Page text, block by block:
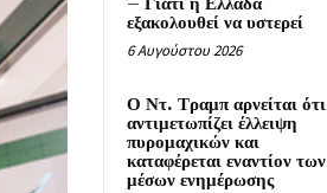
εξακολουθεί να υστερεί
6 Αυγούστου 2026
Ο Ντ. Τραμπ αρνείται ότι
αντιμετωπίζει έλλειψη
πυρομαχικών και
καταφέρεται εναντίον των
μέσων ενημέρωσης